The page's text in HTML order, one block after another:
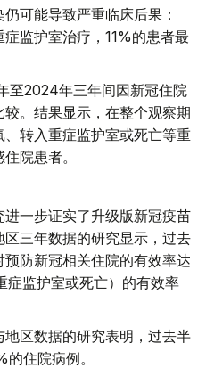
可能导致严重临床后果：
监护室治疗，11%的患者最
至2024年三年间因新冠住院
。结果显示，在整个观察期
转入重症监护室或死亡等重
院患者。
一步证实了升级版新冠疫苗
三年数据的研究显示，过去
防新冠相关住院的有效率达
症监护室或死亡）的有效率
区数据的研究表明，过去半
住院病例。